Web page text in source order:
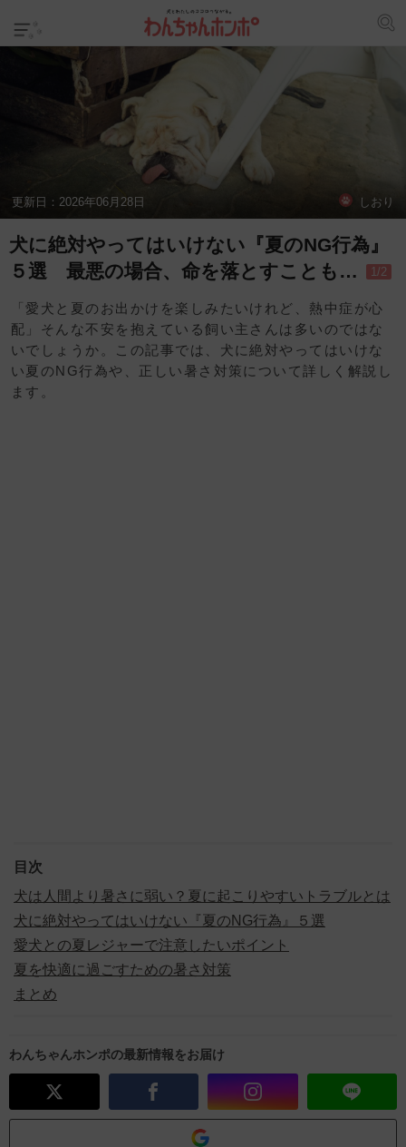
更新日： 2026年06月28日 しおり
犬に絶対やってはいけない『夏のNG行為』
５選 最悪の場合、命を落とすことも…
1/2
「愛犬と夏のお出かけを楽しみたいけれど、熱中症が心
配」そんな不安を抱えている飼い主さんは多いのではな
いでしょうか。この記事では、犬に絶対やってはいけな
い夏のNG行為や、正しい暑さ対策について詳しく解説し
ます。
目次
犬は人間より暑さに弱い？夏に起こりやすいトラブルとは
犬に絶対やってはいけない『夏のNG行為』５選
愛犬との夏レジャーで注意したいポイント
夏を快適に過ごすための暑さ対策
まとめ
わんちゃんホンポの最新情報をお届け